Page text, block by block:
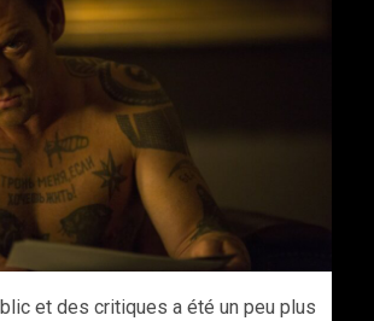
et des critiques a été un peu plus